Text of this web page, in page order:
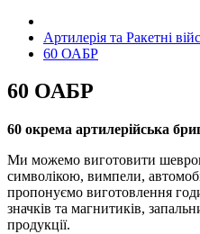
Артилерія та Ракетні
60 ОАБР
60 ОАБР
60 окрема артилерійська
Ми можемо виготовити
символікою, вимпели,
пропонуємо виготовлення
значків та магнитиків,
продукції.